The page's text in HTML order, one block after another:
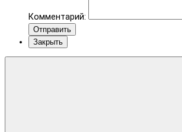
Комментарий:
Отправить
Закрыть